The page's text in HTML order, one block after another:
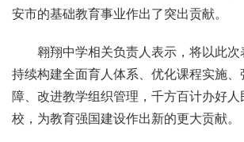
安市的基础教育事业作出了突出贡献。
翱翔中学相关负责人表示，将以此次
持续构建全面育人体系、优化课程实施、
障、改进教学组织管理，千方百计办好
校，为教育强国建设作出新的更大贡献。